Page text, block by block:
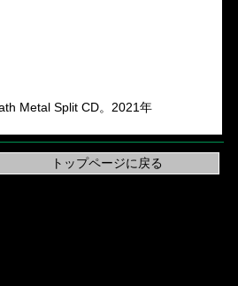
Metal Split CD。2021年